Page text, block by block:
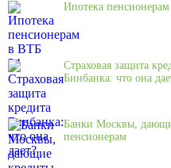
Ипотека
Страховая защита
Бинбанка: что она
Банки Москвы,
пенсионерам